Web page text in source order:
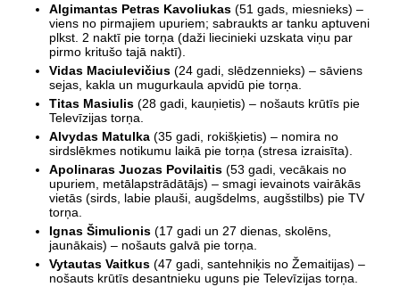
Algimantas Petras Kavoliukas (51 gads, miesnieks) –
viens no pirmajiem upuriem; sabraukts ar tanku aptuveni
plkst. 2 naktī pie torņa (daži liecinieki uzskata viņu par
pirmo kritušo tajā naktī).
Vidas Maciulevičius (24 gadi, slēdzennieks) – sāviens
sejas, kakla un mugurkaula apvidū pie torņa.
Titas Masiulis (28 gadi, kauņietis) – nošauts krūtīs pie
Televīzijas torņa.
Alvydas Matulka (35 gadi, rokišķietis) – nomira no
sirdslēkmes notikumu laikā pie torņa (stresa izraisīta).
Apolinaras Juozas Povilaitis (53 gadi, vecākais no
upuriem, metālapstrādātājs) – smagi ievainots vairākās
vietās (sirds, labie plauši, augšdelms, augšstilbs) pie TV
torņa.
Ignas Šimulionis (17 gadi un 27 dienas, skolēns,
jaunākais) – nošauts galvā pie torņa.
Vytautas Vaitkus (47 gadi, santehniķis no Žemaitijas) –
nošauts krūtīs desantnieku uguns pie Televīzijas torņa.